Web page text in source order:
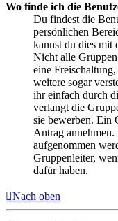
Wo finde ich die
Du findest die
persönlichen
kannst du dies mit
Nicht alle
eine
weitere sogar
ihr einfach durch
verlangt die
sie bewerben. Ein
Antrag
aufgenommen
Gruppenleiter,
dafür haben.
Nach oben